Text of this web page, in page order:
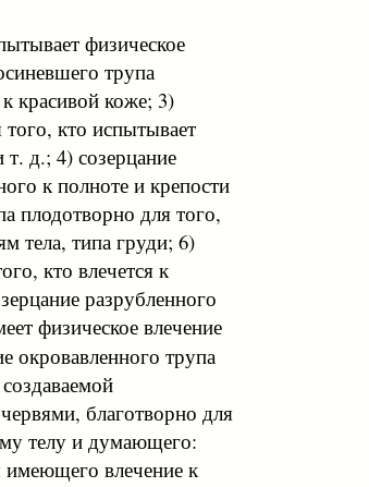
физическое
трупа
красивой коже; 3)
кто испытывает
д.; 4) созерцание
к полноте и крепости
плодотворно для того,
тела, типа груди; 6)
кто влечется к
разрубленного
физическое влечение
окровавленного трупа
благотворно для
телу и думающего:
имеющего влечение к